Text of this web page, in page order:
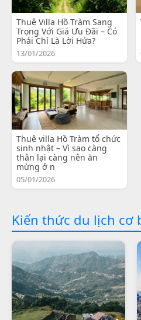
Thuê Villa Hồ Tràm Sang
Trọng Với Giá Ưu Đãi – Có
Phải Chỉ Là Lời Hứa?
13/01/2026
Thuê villa Hồ Tràm tổ chức
sinh nhật – Vì sao càng
thân lại càng nên ăn
mừng ở n
05/01/2026
Kiến thức du lịch cơ